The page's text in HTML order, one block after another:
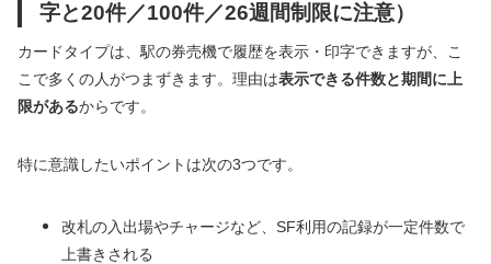
字と20件／100件／26週間制限に注意）
カードタイプは、駅の券売機で履歴を表示・印字できますが、こ
こで多くの人がつまずきます。理由は表示できる件数と期間に上
限があるからです。
特に意識したいポイントは次の3つです。
改札の入出場やチャージなど、SF利用の記録が一定件数で
上書きされる